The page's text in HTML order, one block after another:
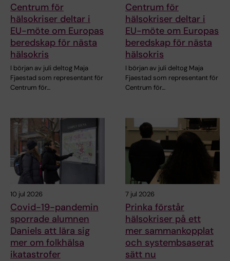
Centrum för
hälsokriser deltar i
EU-möte om Europas
beredskap för nästa
hälsokris
I början av juli deltog Maja
Fjaestad som representant för
Centrum för…
Centrum för
hälsokriser deltar i
EU-möte om Europas
beredskap för nästa
hälsokris
I början av juli deltog Maja
Fjaestad som representant för
Centrum för…
10 jul 2026
Covid-19-pandemin
sporrade alumnen
Daniels att lära sig
mer om folkhälsa
ikatastrofer
7 jul 2026
Prinka förstår
hälsokriser på ett
mer sammankopplat
och systembsaserat
sätt nu